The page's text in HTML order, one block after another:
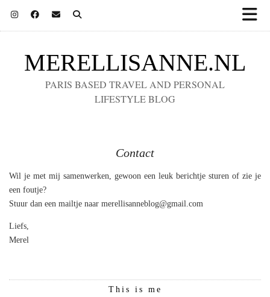
MERELLISANNE.NL
PARIS BASED TRAVEL AND PERSONAL
LIFESTYLE BLOG
Contact
Wil je met mij samenwerken, gewoon een leuk berichtje sturen of zie je
een foutje?
Stuur dan een mailtje naar merellisanneblog@gmail.com
Liefs,
Merel
This is me